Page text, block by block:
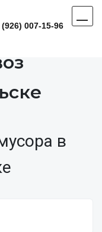
(926) 007-15-96
в